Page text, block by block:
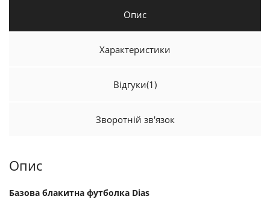
Опис
Характеристики
Відгуки(1)
Зворотній зв'язок
Опис
Базова блакитна футболка Dias